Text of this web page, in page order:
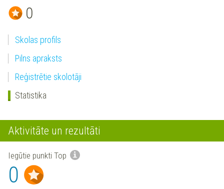
0
Skolas profils
Pilns apraksts
Reģistrētie skolotāji
Statistika
Aktivitāte un rezultāti
Iegūtie punkti Top
0